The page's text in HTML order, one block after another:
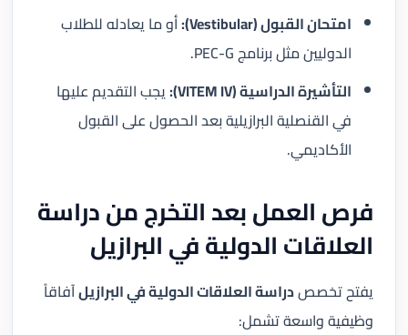
امتحان القبول (Vestibular):
أو ما يعادله للطلاب
الدوليين مثل برنامج PEC-G.
التأشيرة الدراسية (VITEM IV):
يجب التقديم عليها
في القنصلية البرازيلية بعد الحصول على القبول
الأكاديمي.
فرص العمل بعد التخرج من دراسة
العلاقات الدولية في البرازيل
يفتح تخصصدراسة العلاقات الدولية في البرازيلآفاقاً
وظيفية واسعة تشمل: